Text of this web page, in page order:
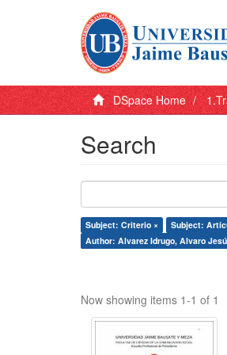
DSpace Home
Search
Subject: Criterio × Subject:
Author: Alvarez Idrugo, Alvaro
Now showing items 1-1 of 1